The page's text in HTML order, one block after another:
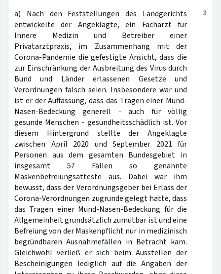
3
a) Nach den Feststellungen des Landgerichts
entwickelte der Angeklagte, ein Facharzt für
Innere Medizin und Betreiber einer
Privatarztpraxis, im Zusammenhang mit der
Corona-Pandemie die gefestigte Ansicht, dass die
zur Einschränkung der Ausbreitung des Virus durch
Bund und Länder erlassenen Gesetze und
Verordnungen falsch seien. Insbesondere war und
ist er der Auffassung, dass das Tragen einer Mund-
Nasen-Bedeckung generell - auch für völlig
gesunde Menschen - gesundheitsschädlich ist. Vor
diesem Hintergrund stellte der Angeklagte
zwischen April 2020 und September 2021 für
Personen aus dem gesamten Bundesgebiet in
insgesamt 57 Fällen so genannte
Maskenbefreiungsatteste aus. Dabei war ihm
bewusst, dass der Verordnungsgeber bei Erlass der
Corona-Verordnungen zugrunde gelegt hatte, dass
das Tragen einer Mund-Nasen-Bedeckung für die
Allgemeinheit grundsätzlich zumutbar ist und eine
Befreiung von der Maskenpflicht nur in medizinisch
begründbaren Ausnahmefällen in Betracht kam.
Gleichwohl verließ er sich beim Ausstellen der
Bescheinigungen lediglich auf die Angaben der